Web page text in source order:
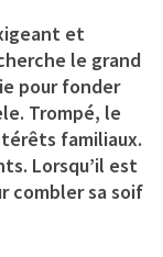
et
le grand
pour fonder
Trompé, le
familiaux.
Lorsqu’il est
combler sa soif